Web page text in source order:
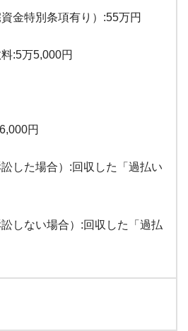
資金特別条項有り）:55万円
:5万5,000円
円
訟した場合）:回収した「過払い
訟しない場合）:回収した「過払